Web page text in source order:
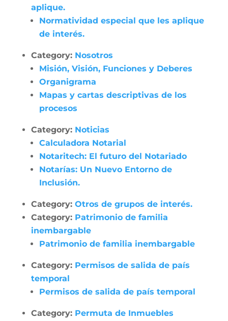
aplique.
Normatividad especial que les aplique
de interés.
Category: Nosotros
Misión, Visión, Funciones y Deberes
Organigrama
Mapas y cartas descriptivas de los
procesos
Category: Noticias
Calculadora Notarial
Notaritech: El futuro del Notariado
Notarías: Un Nuevo Entorno de
Inclusión.
Category: Otros de grupos de interés.
Category: Patrimonio de familia
inembargable
Patrimonio de familia inembargable
Category: Permisos de salida de país
temporal
Permisos de salida de país temporal
Category: Permuta de Inmuebles